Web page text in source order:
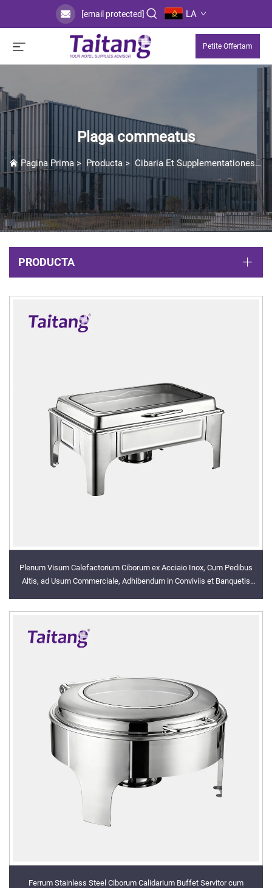
[email protected] LA
Petite Offertam
Plaga commeatus
Pagina Prima > Producta > Cibaria Et Supplementationes>
PRODUCTA
Plenum Visum Calefactorium Ciborum ex Acciaio Inox, Cum Pedibus
Altis, ad Usum Commerciale, Adhibendum in Conviviis et Banquetis
Ferrum Stainless Steel Ciborum Calidarium Buffet Servitor cum